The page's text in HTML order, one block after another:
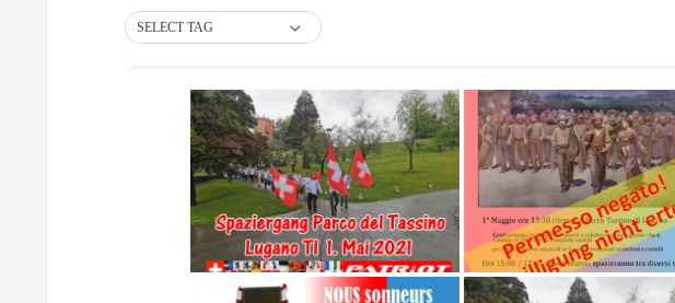
SELECT TAG